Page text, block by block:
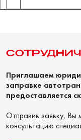
Приглашаем
заправке
предоставляется
Отправив заявку, Вы
консультацию